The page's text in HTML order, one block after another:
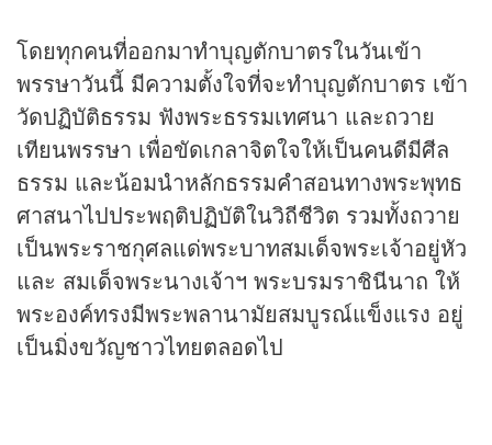
โดยทุกคนที่ออกมาทำบุญตักบาตรในวันเข้า
พรรษาวันนี้ มีความตั้งใจที่จะทำบุญตักบาตร เข้า
วัดปฏิบัติธรรม ฟังพระธรรมเทศนา และถวาย
เทียนพรรษา เพื่อขัดเกลาจิตใจให้เป็นคนดีมีศีล
ธรรม และน้อมนำหลักธรรมคำสอนทางพระพุทธ
ศาสนาไปประพฤติปฏิบัติในวิถีชีวิต รวมทั้งถวาย
เป็นพระราชกุศลแด่พระบาทสมเด็จพระเจ้าอยู่หัว
และ สมเด็จพระนางเจ้าฯ พระบรมราชินีนาถ ให้
พระองค์ทรงมีพระพลานามัยสมบูรณ์แข็งแรง อยู่
เป็นมิ่งขวัญชาวไทยตลอดไป